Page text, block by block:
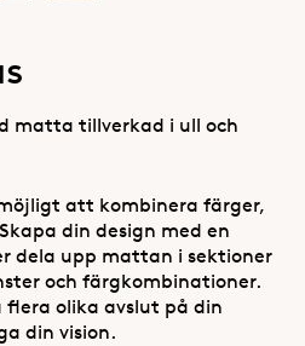
matta tillverkad i ull och
att kombinera färger,
din design med en
dela upp mattan i sektioner
och färgkombinationer.
flera olika avslut på din
din vision.